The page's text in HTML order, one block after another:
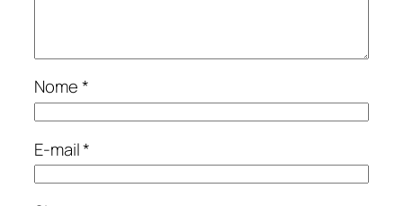
Nome*
E-mail*